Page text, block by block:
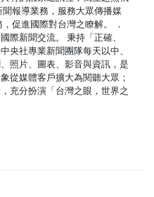
報導業務，服務大眾傳播媒
促進國際對台灣之瞭解。 ．
際新聞交流。 秉持「正確、
央社專業新聞團隊每天以中、
照片、圖表、影音與資訊，是
從媒體客戶擴大為閱聽大眾；
充分扮演「台灣之眼，世界之